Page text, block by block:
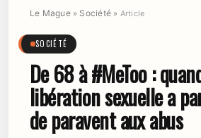
Le Mague» Société» Article
SOCIÉTÉ
De 68 à #MeToo :
libération sexuelle a
de paravent aux abus